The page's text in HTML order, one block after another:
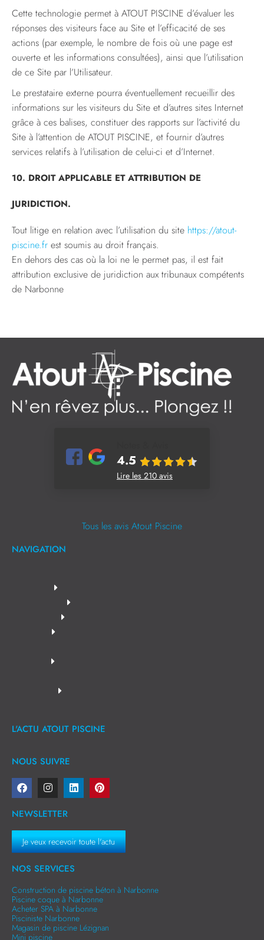
Cette technologie permet à ATOUT PISCINE d’évaluer les
réponses des visiteurs face au Site et l’efficacité de ses
actions (par exemple, le nombre de fois où une page est
ouverte et les informations consultées), ainsi que l’utilisation
de ce Site par l’Utilisateur.
Le prestataire externe pourra éventuellement recueillir des
informations sur les visiteurs du Site et d’autres sites Internet
grâce à ces balises, constituer des rapports sur l’activité du
Site à l’attention de ATOUT PISCINE, et fournir d’autres
services relatifs à l’utilisation de celui-ci et d’Internet.
10. DROIT APPLICABLE ET ATTRIBUTION DE
JURIDICTION.
Tout litige en relation avec l’utilisation du site https://atout-
piscine.fr est soumis au droit français.
En dehors des cas où la loi ne le permet pas, il est fait
attribution exclusive de juridiction aux tribunaux compétents
de Narbonne
4.5
Lire les 210 avis
Tous les avis Atout Piscine
NAVIGATION
L'ACTU ATOUT PISCINE
NOUS SUIVRE
NEWSLETTER
Je veux recevoir toute l'actu
NOS SERVICES
Construction de piscine béton à Narbonne
Piscine coque à Narbonne
Acheter SPA à Narbonne
Pisciniste Narbonne
Magasin de piscine Lézignan
Mini piscine